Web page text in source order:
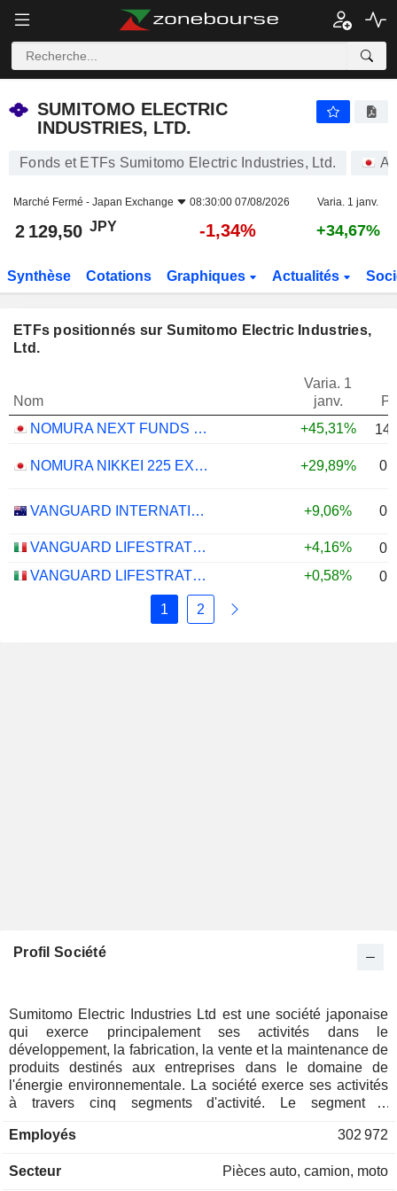
SUMITOMO ELECTRIC
INDUSTRIES, LTD.
Fonds et ETFs Sumitomo Electric Industries, Ltd.
Marché Fermé - Japan Exchange 08:30:00 07/08/2026 Varia. 1 janv.
2 129,50 JPY -1,34% +34,67%
Synthèse Cotations Graphiques Actualités
ETFs positionnés sur Sumitomo Electric Industries,
Ltd.
Nom
Varia. 1
janv.
NOMURA NEXT FUNDS TOPIX-17 STEEL & NONFERROUS METALS ETF - JPY
+45,31%
NOMURA NIKKEI 225 EXCHANGE TRADED FUND ETF - JPY +29,89%
VANGUARD INTERNATIONAL EQUITY INDEX FUNDS - VANGUARD FTSE ALL-WORLD EX-US ETF +9,06%
VANGUARD LIFESTRATEGY 40% EQUITY UCITS ETF - DISTRIBUTING - EUR +4,16%
VANGUARD LIFESTRATEGY 20% EQUITY UCITS ETF - DISTRIBUTING - EUR
+0,58%
1 2
Profil Société
Sumitomo Electric Industries Ltd est une société japonaise
qui exerce principalement ses activités dans le
développement, la fabrication, la vente et la maintenance de
produits destinés aux entreprises dans le domaine de
l'énergie environnementale. La société exerce ses activités
à travers cinq segments d'activité. Le segment «
d'électricité, des fils, des câbles et des équipements
segment « Information et communication » fournit des câbles
Employés 302 972
Secteur Pièces auto, camion, moto